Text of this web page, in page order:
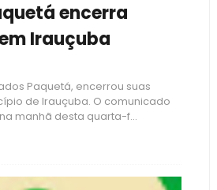
encerra
Irauçuba
Paquetá, encerrou suas
de Irauçuba. O comunicado
manhã desta quarta-f...